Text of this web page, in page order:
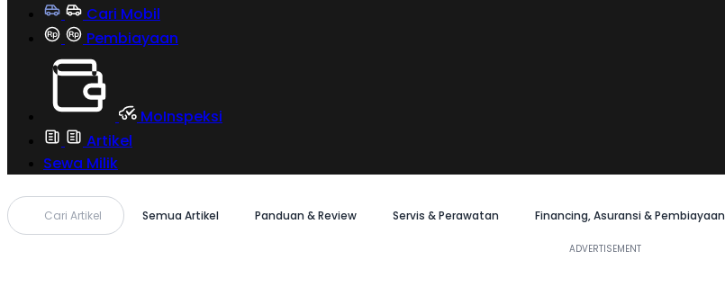
Cari Mobil
Pembiayaan
MoInspeksi
Artikel
Sewa Milik
Cari Artikel Semua Artikel Panduan & Review Servis & Perawatan Financing, Asuransi & Pembiayaan